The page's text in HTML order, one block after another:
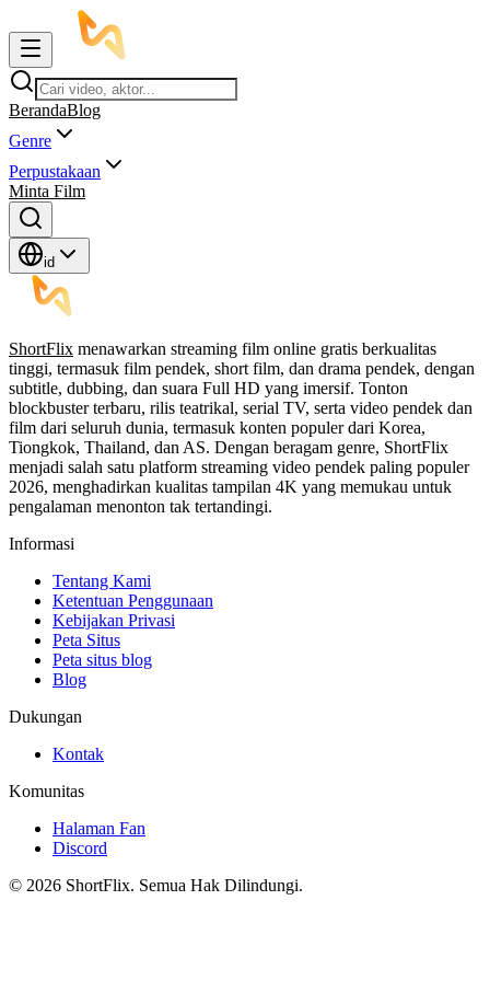
BerandaBlog
Genre
Perpustakaan
Minta Film
id
ShortFlix menawarkan streaming film online gratis berkualitas
tinggi, termasuk film pendek, short film, dan drama pendek, dengan
subtitle, dubbing, dan suara Full HD yang imersif. Tonton
blockbuster terbaru, rilis teatrikal, serial TV, serta video pendek dan
film dari seluruh dunia, termasuk konten populer dari Korea,
Tiongkok, Thailand, dan AS. Dengan beragam genre, ShortFlix
menjadi salah satu platform streaming video pendek paling populer
2026, menghadirkan kualitas tampilan 4K yang memukau untuk
pengalaman menonton tak tertandingi.
Informasi
Tentang Kami
Ketentuan Penggunaan
Kebijakan Privasi
Peta Situs
Peta situs blog
Blog
Dukungan
Kontak
Komunitas
Halaman Fan
Discord
© 2026 ShortFlix. Semua Hak Dilindungi.